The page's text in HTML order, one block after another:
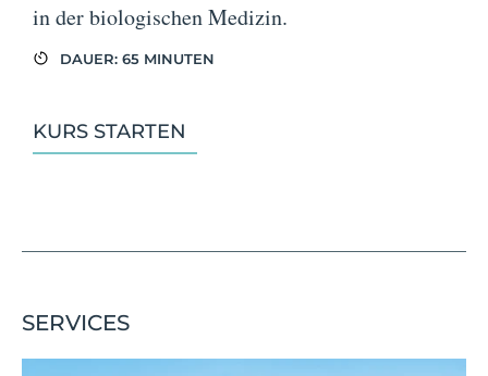
in der biologischen Medizin.
DAUER: 65 MINUTEN
KURS STARTEN
SERVICES